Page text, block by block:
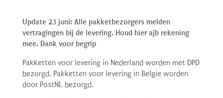
Update 23 juni: Alle pakketbezorgers melden
vertragingen bij de levering. Houd hier ajb rekening
mee. Dank voor begrip
Pakketten voor levering in Nederland worden met DPD
bezorgd. Pakketten voor levering in Belgie worden
door PostNL bezorgd.